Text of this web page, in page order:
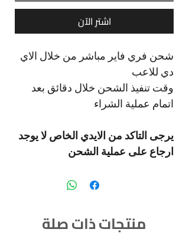
اشترِ الآن
شحن فري فاير مباشر من خلال الاي
دي للاعب
وقت تنفيذ الشحن خلال دقائق بعد
اتمام عملية الشراء
يرجى التاكد من الايدي الخاص لا يوجد
ارجاع على عملية الشحن
منتجات ذات صلة